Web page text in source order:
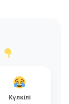
Күлкілі